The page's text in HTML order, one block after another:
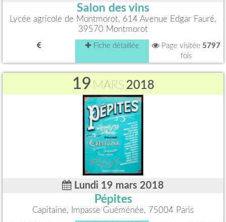
Salon des vins
Lycée agricole de Montmorot, 614 Avenue Edgar Fauré,
39570 Montmorot
Fiche détaillée Page visitée 5797
fois
19 MARS 2018
Lundi 19 mars 2018
Pépites
Capitaine, Impasse Guéménée, 75004 Paris